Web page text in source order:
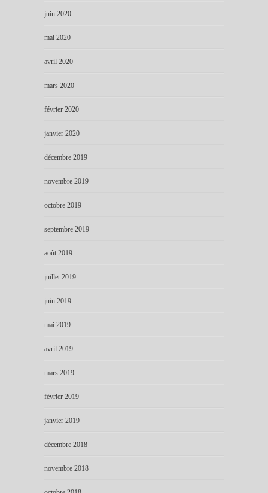
juin 2020
mai 2020
avril 2020
mars 2020
février 2020
janvier 2020
décembre 2019
novembre 2019
octobre 2019
septembre 2019
août 2019
juillet 2019
juin 2019
mai 2019
avril 2019
mars 2019
février 2019
janvier 2019
décembre 2018
novembre 2018